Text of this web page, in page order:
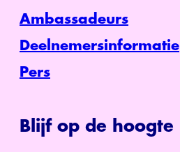
Ambassadeurs
Deelnemersinformatie
Pers
Blijf op de hoogte